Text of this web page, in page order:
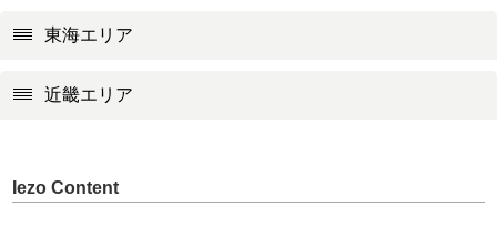
東海エリア
近畿エリア
Iezo Content